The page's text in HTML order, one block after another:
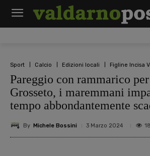
Sport Calcio Edizioni locali Figline Incisa
Pareggio con rammarico
Grosseto, i maremmani
tempo abbondantemente
By Michele Bossini 3 Marzo 2024